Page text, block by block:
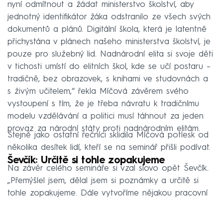
nyní odmítnout a žádat ministerstvo školství, aby
jednotný identifikátor žáka odstranilo ze všech svých
dokumentů a plánů. Digitální škola, která je latentně
přichystána v plánech našeho ministerstva školství, je
pouze pro služebný lid. Nadnárodní elita si svoje děti
v tichosti umístí do elitních škol, kde se učí postaru –
tradičně, bez obrazovek, s knihami ve studovnách a
s živým učitelem,“ řekla Míčová závěrem svého
vystoupení s tím, že je třeba návratu k tradičnímu
modelu vzdělávání a politici musí táhnout za jeden
provaz za národní státy proti nadnárodním elitám.
Stejně jako ostatní řečníci sklidila Míčová potlesk od
několika desítek lidí, kteří se na seminář přišli podívat.
Ševčík: Určitě si tohle zopakujeme
Na závěr celého semináře si vzal slovo opět Ševčík.
„Přemýšlel jsem, dělal jsem si poznámky a určitě si
tohle zopakujeme. Dále vytvoříme nějakou pracovní